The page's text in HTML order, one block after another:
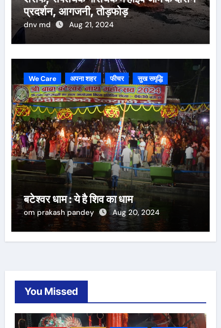
प्रदर्शन, आगजनी, तोड़फोड़
dnv md Aug 21, 2024
We Care अपना शहर फीचर सुख समृद्धि
बटेश्वर धाम : ये है शिव का धाम
om prakash pandey Aug 20, 2024
You Missed